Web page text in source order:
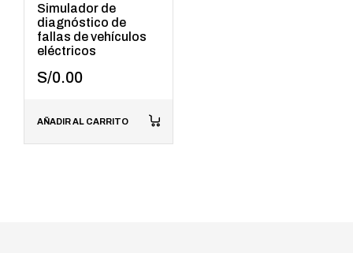
Simulador de
diagnóstico de
fallas de vehículos
eléctricos
S/0.00
AÑADIR AL CARRITO